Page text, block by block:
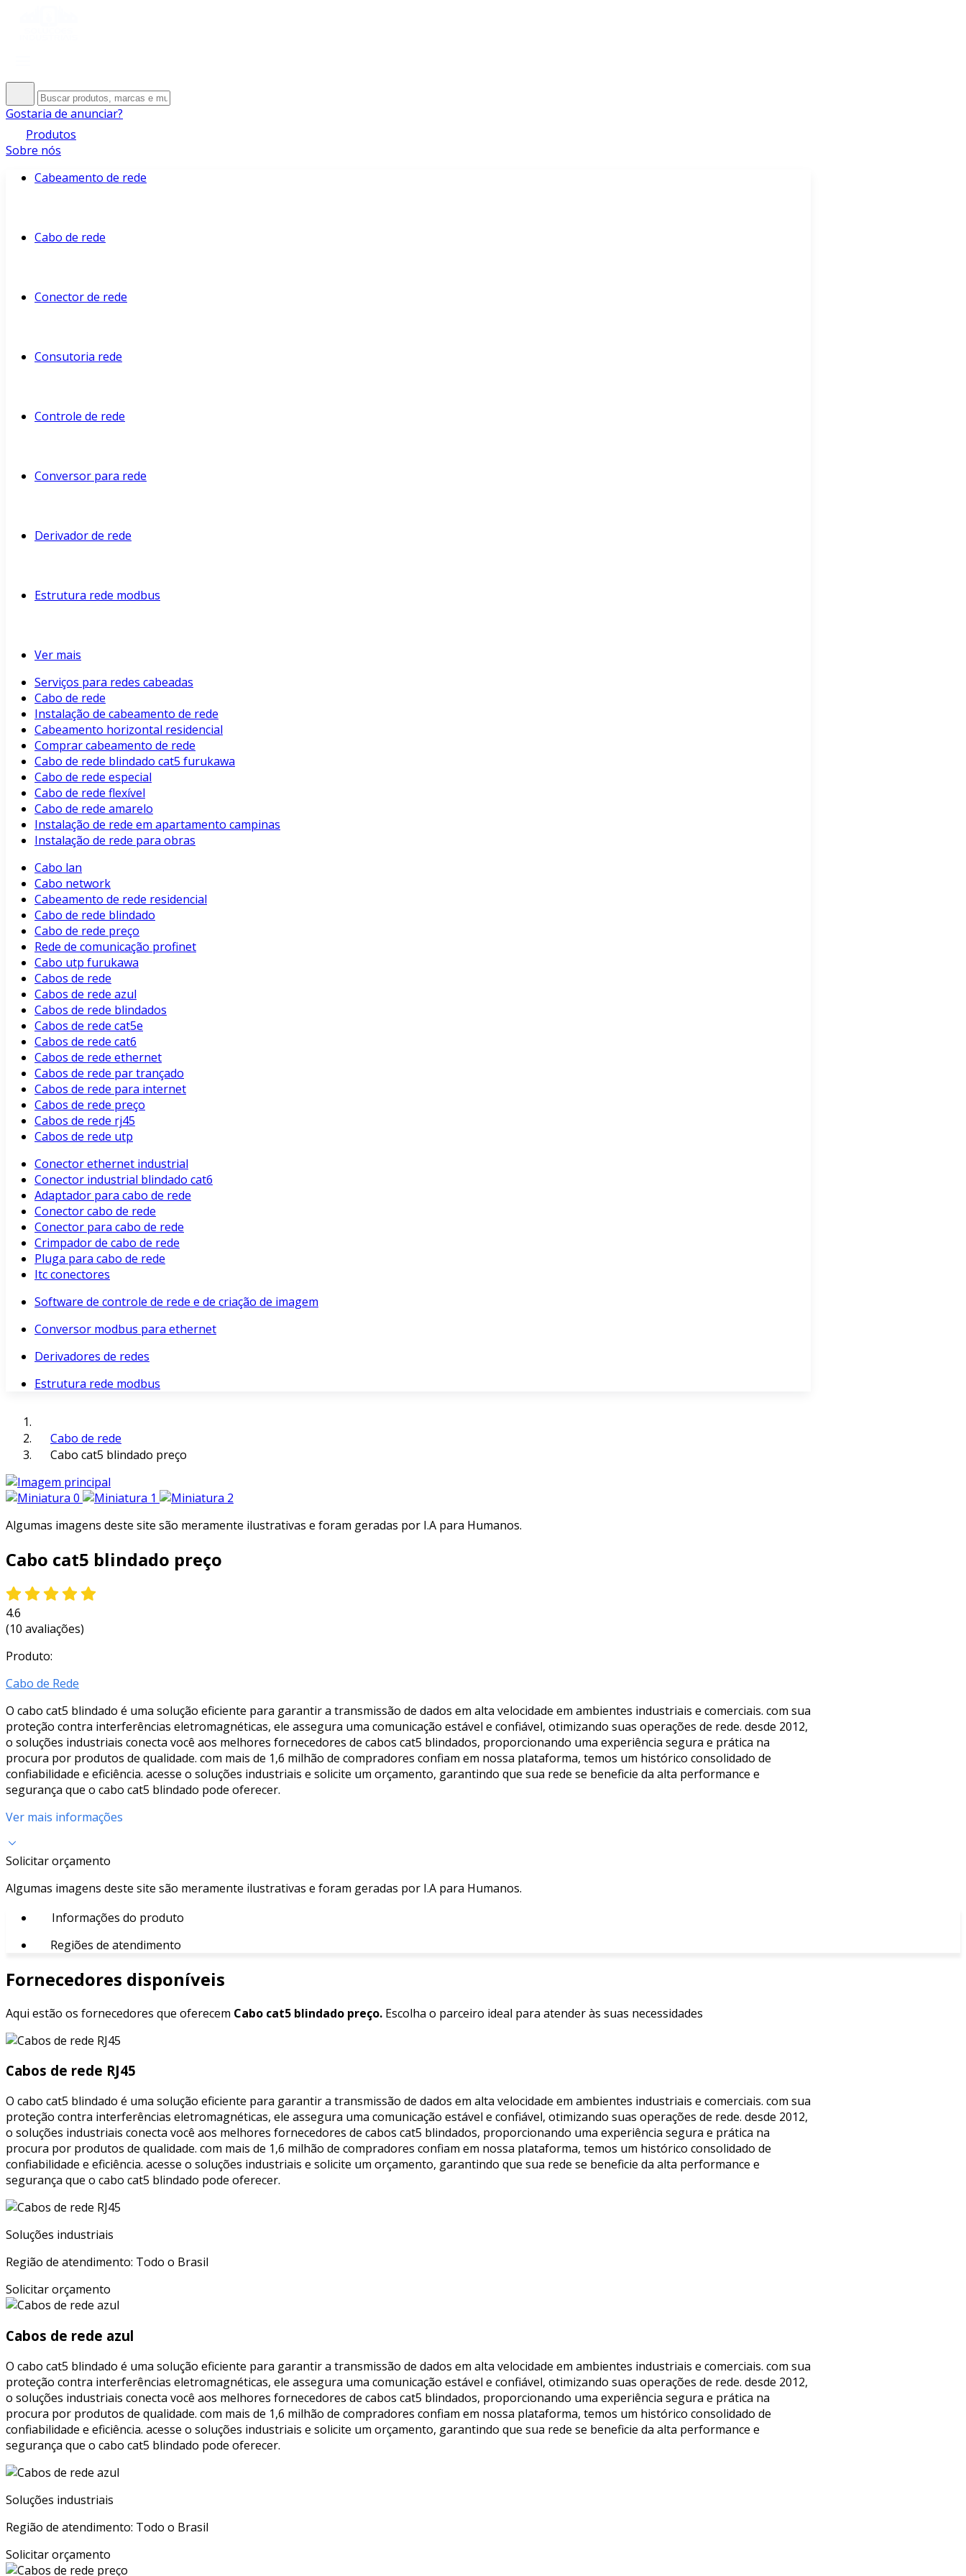
Gostaria de anunciar?
Produtos
Sobre nós
Cabeamento de rede
Cabo de rede
Conector de rede
Consutoria rede
Controle de rede
Conversor para rede
Derivador de rede
Estrutura rede modbus
Ver mais
Serviços para redes cabeadas
Cabo de rede
Instalação de cabeamento de rede
Cabeamento horizontal residencial
Comprar cabeamento de rede
Cabo de rede blindado cat5 furukawa
Cabo de rede especial
Cabo de rede flexível
Cabo de rede amarelo
Instalação de rede em apartamento campinas
Instalação de rede para obras
Cabo lan
Cabo network
Cabeamento de rede residencial
Cabo de rede blindado
Cabo de rede preço
Rede de comunicação profinet
Cabo utp furukawa
Cabos de rede
Cabos de rede azul
Cabos de rede blindados
Cabos de rede cat5e
Cabos de rede cat6
Cabos de rede ethernet
Cabos de rede par trançado
Cabos de rede para internet
Cabos de rede preço
Cabos de rede rj45
Cabos de rede utp
Conector ethernet industrial
Conector industrial blindado cat6
Adaptador para cabo de rede
Conector cabo de rede
Conector para cabo de rede
Crimpador de cabo de rede
Pluga para cabo de rede
Itc conectores
Software de controle de rede e de criação de imagem
Conversor modbus para ethernet
Derivadores de redes
Estrutura rede modbus
Cabo de rede
Cabo cat5 blindado preço
Algumas imagens deste site são meramente ilustrativas e foram geradas por I.A para Humanos.
Cabo cat5 blindado preço
4.6
(10 avaliações)
Produto:
Cabo de Rede
O cabo cat5 blindado é uma solução eficiente para garantir a transmissão de dados em alta velocidade em ambientes industriais e comerciais. com sua
proteção contra interferências eletromagnéticas, ele assegura uma comunicação estável e confiável, otimizando suas operações de rede. desde 2012,
o soluções industriais conecta você aos melhores fornecedores de cabos cat5 blindados, proporcionando uma experiência segura e prática na
procura por produtos de qualidade. com mais de 1,6 milhão de compradores confiam em nossa plataforma, temos um histórico consolidado de
confiabilidade e eficiência. acesse o soluções industriais e solicite um orçamento, garantindo que sua rede se beneficie da alta performance e
segurança que o cabo cat5 blindado pode oferecer.
Ver mais informações
Solicitar orçamento
Algumas imagens deste site são meramente ilustrativas e foram geradas por I.A para Humanos.
Informações do produto
Regiões de atendimento
Fornecedores disponíveis
Aqui estão os fornecedores que oferecem Cabo cat5 blindado preço. Escolha o parceiro ideal para atender às suas necessidades
Cabos de rede RJ45
O cabo cat5 blindado é uma solução eficiente para garantir a transmissão de dados em alta velocidade em ambientes industriais e comerciais. com sua
proteção contra interferências eletromagnéticas, ele assegura uma comunicação estável e confiável, otimizando suas operações de rede. desde 2012,
o soluções industriais conecta você aos melhores fornecedores de cabos cat5 blindados, proporcionando uma experiência segura e prática na
procura por produtos de qualidade. com mais de 1,6 milhão de compradores confiam em nossa plataforma, temos um histórico consolidado de
confiabilidade e eficiência. acesse o soluções industriais e solicite um orçamento, garantindo que sua rede se beneficie da alta performance e
segurança que o cabo cat5 blindado pode oferecer.
Soluções industriais
Região de atendimento: Todo o Brasil
Solicitar orçamento
Cabos de rede azul
O cabo cat5 blindado é uma solução eficiente para garantir a transmissão de dados em alta velocidade em ambientes industriais e comerciais. com sua
proteção contra interferências eletromagnéticas, ele assegura uma comunicação estável e confiável, otimizando suas operações de rede. desde 2012,
o soluções industriais conecta você aos melhores fornecedores de cabos cat5 blindados, proporcionando uma experiência segura e prática na
procura por produtos de qualidade. com mais de 1,6 milhão de compradores confiam em nossa plataforma, temos um histórico consolidado de
confiabilidade e eficiência. acesse o soluções industriais e solicite um orçamento, garantindo que sua rede se beneficie da alta performance e
segurança que o cabo cat5 blindado pode oferecer.
Soluções industriais
Região de atendimento: Todo o Brasil
Solicitar orçamento